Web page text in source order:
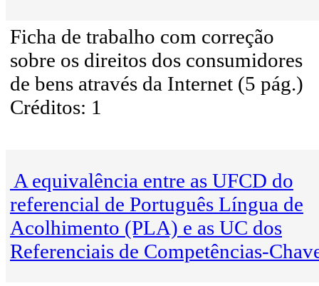
Ficha de trabalho com correção
sobre os direitos dos consumidores
de bens através da Internet (5 pág.)
Créditos: 1
A equivalência entre as UFCD do
referencial de Português Língua de
Acolhimento (PLA) e as UC dos
Referenciais de Competências-